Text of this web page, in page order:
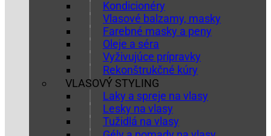
Kondicionéry
Vlasové balzamy, masky
Farebné masky a peny
Oleje a séra
Vyživujúce prípravky
Rekonštrukčné kúry
VLASOVÝ STYLING
Laky a spreje na vlasy
Lesky na vlasy
Tužidlá na vlasy